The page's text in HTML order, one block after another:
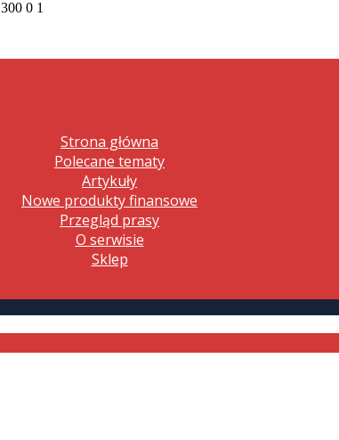
300 0 1
Strona główna
Polecane tematy
Artykuły
Nowe produkty finansowe
Przegląd prasy
O serwisie
Sklep